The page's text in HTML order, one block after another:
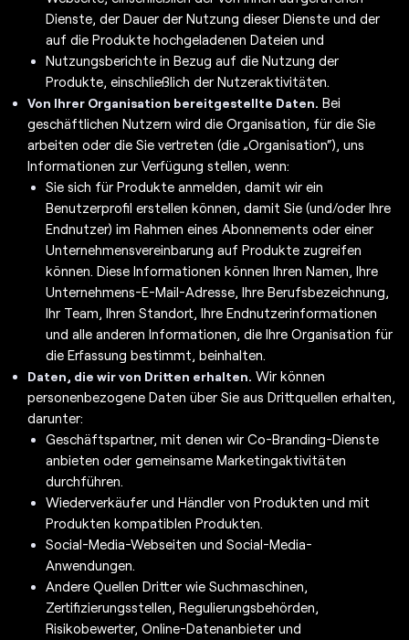
Dienste, der Dauer der Nutzung dieser Dienste und der
auf die Produkte hochgeladenen Dateien und
Nutzungsberichte in Bezug auf die Nutzung der
Produkte, einschließlich der Nutzeraktivitäten.
Von Ihrer Organisation bereitgestellte Daten. Bei
geschäftlichen Nutzern wird die Organisation, für die Sie
arbeiten oder die Sie vertreten (die „Organisation“), uns
Informationen zur Verfügung stellen, wenn:
Sie sich für Produkte anmelden, damit wir ein
Benutzerprofil erstellen können, damit Sie (und/oder Ihre
Endnutzer) im Rahmen eines Abonnements oder einer
Unternehmensvereinbarung auf Produkte zugreifen
können. Diese Informationen können Ihren Namen, Ihre
Unternehmens-E-Mail-Adresse, Ihre Berufsbezeichnung,
Ihr Team, Ihren Standort, Ihre Endnutzerinformationen
und alle anderen Informationen, die Ihre Organisation für
die Erfassung bestimmt, beinhalten.
Daten, die wir von Dritten erhalten. Wir können
personenbezogene Daten über Sie aus Drittquellen erhalten,
darunter:
Geschäftspartner, mit denen wir Co-Branding-Dienste
anbieten oder gemeinsame Marketingaktivitäten
durchführen.
Wiederverkäufer und Händler von Produkten und mit
Produkten kompatiblen Produkten.
Social-Media-Webseiten und Social-Media-
Anwendungen.
Andere Quellen Dritter wie Suchmaschinen,
Zertifizierungsstellen, Regulierungsbehörden,
Risikobewerter, Online-Datenanbieter und